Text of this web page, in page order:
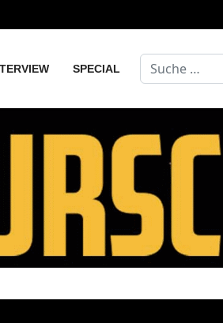
SPECIAL Suchen